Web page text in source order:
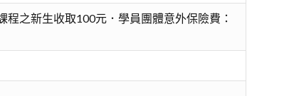
之新生收取100元．學員團體意外保險費：